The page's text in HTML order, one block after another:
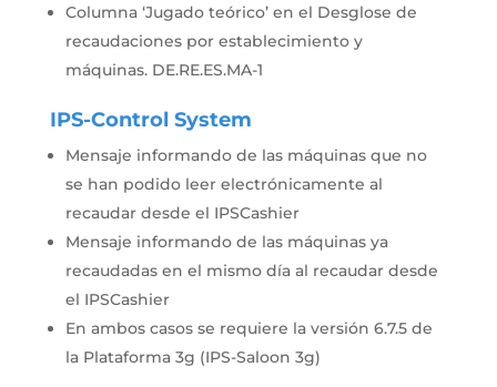
Columna ‘Jugado teórico’ en el Desglose de
recaudaciones por establecimiento y
máquinas. DE.RE.ES.MA-1
IPS-Control System
Mensaje informando de las máquinas que no
se han podido leer electrónicamente al
recaudar desde el IPSCashier
Mensaje informando de las máquinas ya
recaudadas en el mismo día al recaudar desde
el IPSCashier
En ambos casos se requiere la versión 6.7.5 de
la Plataforma 3g (IPS-Saloon 3g)